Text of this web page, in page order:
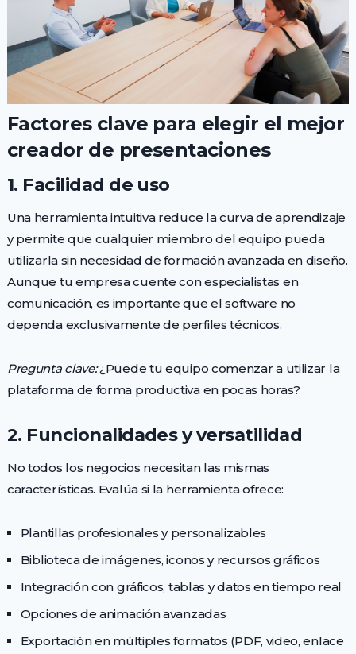
Factores clave para elegir el mejor
creador de presentaciones
1. Facilidad de uso
Una herramienta intuitiva reduce la curva de aprendizaje
y permite que cualquier miembro del equipo pueda
utilizarla sin necesidad de formación avanzada en diseño.
Aunque tu empresa cuente con especialistas en
comunicación, es importante que el software no
dependa exclusivamente de perfiles técnicos.
Pregunta clave:¿Puede tu equipo comenzar a utilizar la
plataforma de forma productiva en pocas horas?
2. Funcionalidades y versatilidad
No todos los negocios necesitan las mismas
características. Evalúa si la herramienta ofrece:
Plantillas profesionales y personalizables
Biblioteca de imágenes, iconos y recursos gráficos
Integración con gráficos, tablas y datos en tiempo real
Opciones de animación avanzadas
Exportación en múltiples formatos (PDF, video, enlace